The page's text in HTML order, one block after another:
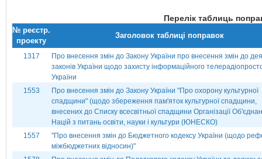
Перелік таблиць
№ реєстр.
проекту
Заголовок таблиці поправок
1317
Про внесення змін до Закону України про внесення змін до
законів України щодо захисту інформаційного
України
1553
Про внесення змін до Закону України "Про охорону культурної
спадщини" (щодо збереження пам'яток культурної спадщини,
внесених до Списку всесвітньої спадщини Організації
Націй з питань освіти, науки і культури (ЮНЕСКО)
1557
"Про внесення змін до Бюджетного кодексу України (щодо
міжбюджетних відносин)"